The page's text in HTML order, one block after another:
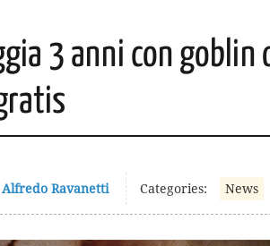
3 anni con goblin
Alfredo Ravanetti Categories: News